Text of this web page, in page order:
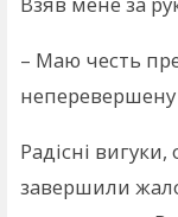
– Маю честь
Радісні
завершили